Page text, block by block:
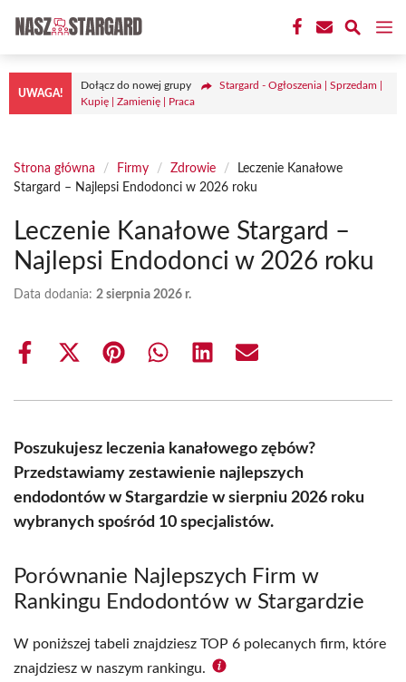
treści
UWAGA!
Dołącz do nowej grupy
Stargard - Ogłoszenia | Sprzedam |
Kupię | Zamienię | Praca
Strona główna / Firmy / Zdrowie /
Leczenie Kanałowe
Stargard – Najlepsi Endodonci w 2026 roku
Leczenie Kanałowe Stargard –
Najlepsi Endodonci w 2026 roku
Data dodania: 2 sierpnia 2026 r.
Share
Share
(Twitter)
Share Share Share Share
Poszukujesz leczenia kanałowego zębów?
Przedstawiamy zestawienie najlepszych
endodontów w Stargardzie w sierpniu 2026 roku
wybranych spośród 10 specjalistów.
Porównanie Najlepszych Firm w
Rankingu Endodontów w Stargardzie
W poniższej tabeli znajdziesz TOP 6 polecanych firm, które
znajdziesz w naszym rankingu.